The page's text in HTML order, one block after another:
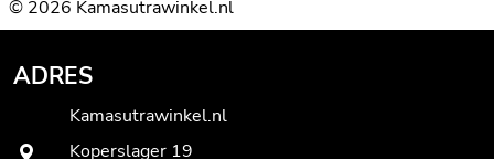
© 2026 Kamasutrawinkel.nl
ADRES
Kamasutrawinkel.nl
Koperslager 19